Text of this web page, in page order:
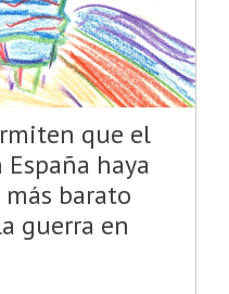
que el
haya
barato
guerra en